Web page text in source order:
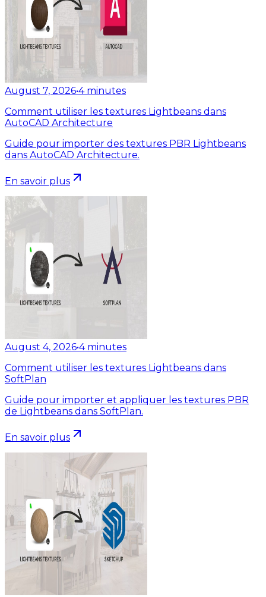
August 7, 2026•4 minutes
Comment utiliser les textures Lightbeans dans
AutoCAD Architecture
Guide pour importer des textures PBR Lightbeans
dans AutoCAD Architecture.
En savoir plus
August 4, 2026•4 minutes
Comment utiliser les textures Lightbeans dans
SoftPlan
Guide pour importer et appliquer les textures PBR
de Lightbeans dans SoftPlan.
En savoir plus